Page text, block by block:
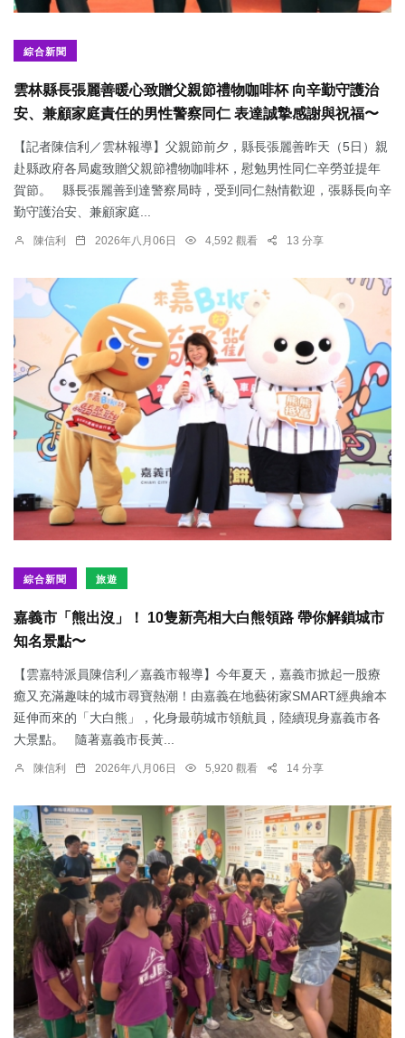
綜合新聞
雲林縣長張麗善暖心致贈父親節禮物咖啡杯 向辛勤守護治
安、兼顧家庭責任的男性警察同仁 表達誠摯感謝與祝福〜
【記者陳信利／雲林報導】父親節前夕，縣長張麗善昨天（5日）親
赴縣政府各局處致贈父親節禮物咖啡杯，慰勉男性同仁辛勞並提年
賀節。 縣長張麗善到達警察局時，受到同仁熱情歡迎，張縣長向辛
勤守護治安、兼顧家庭...
陳信利 2026年八月06日 4,592 觀看 13 分享
綜合新聞 旅遊
嘉義市「熊出沒」！ 10隻新亮相大白熊領路 帶你解鎖城市
知名景點〜
【雲嘉特派員陳信利／嘉義市報導】今年夏天，嘉義市掀起一股療
癒又充滿趣味的城市尋寶熱潮！由嘉義在地藝術家SMART經典繪本
延伸而來的「大白熊」，化身最萌城市領航員，陸續現身嘉義市各
大景點。 隨著嘉義市長黃...
陳信利 2026年八月06日 5,920 觀看 14 分享